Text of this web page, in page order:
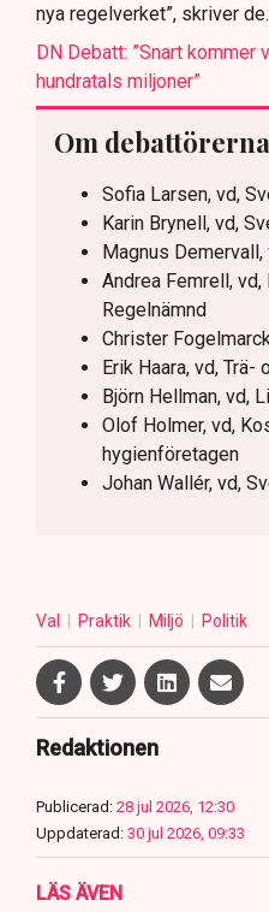
nya regelverket”, skriver de.
DN Debatt: ”Snart kommer
hundratals miljoner”
Om
Sofia Larsen, vd,
Karin Brynell, vd,
Magnus Demervall,
Andrea Femrell,
Regelnämnd
Christer
Erik Haara, vd,
Björn Hellman, vd,
Olof Holmer, vd,
hygienföretagen
Johan Wallér, vd,
Val Praktik Miljö Politik
Redaktionen
Publicerad: 28 jul 2026, 12:30
Uppdaterad: 30 jul 2026, 09:33
LÄS ÄVEN